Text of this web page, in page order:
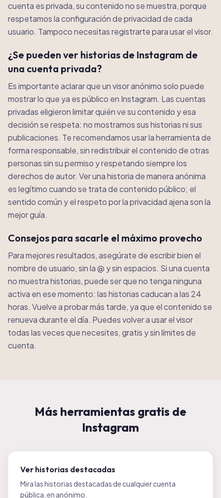
cuenta es privada, su contenido no se muestra, porque
respetamos la configuración de privacidad de cada
usuario. Tampoco necesitas registrarte para usar el visor.
¿Se pueden ver historias de Instagram de
una cuenta privada?
Es importante aclarar que un visor anónimo solo puede
mostrar lo que ya es público en Instagram. Las cuentas
privadas eligieron limitar quién ve su contenido y esa
decisión se respeta: no mostramos sus historias ni sus
publicaciones. Te recomendamos usar la herramienta de
forma responsable, sin redistribuir el contenido de otras
personas sin su permiso y respetando siempre los
derechos de autor. Ver una historia de manera anónima
es legítimo cuando se trata de contenido público; el
sentido común y el respeto por la privacidad ajena son la
mejor guía.
Consejos para sacarle el máximo provecho
Para mejores resultados, asegúrate de escribir bien el
nombre de usuario, sin la @ y sin espacios. Si una cuenta
no muestra historias, puede ser que no tenga ninguna
activa en ese momento: las historias caducan a las 24
horas. Vuelve a probar más tarde, ya que el contenido se
renueva durante el día. Puedes volver a usar el visor
todas las veces que necesites, gratis y sin límites de
cuenta.
Más herramientas gratis de
Instagram
Ver historias destacadas
Mira las historias destacadas de cualquier cuenta
pública, en anónimo.